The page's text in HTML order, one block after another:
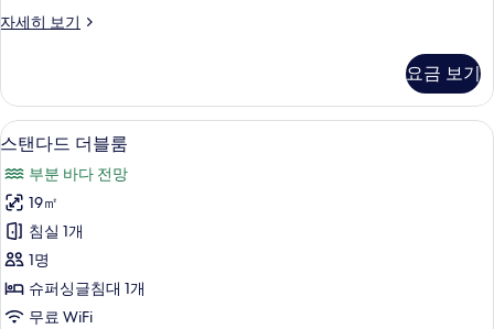
는
윈
룸
사
진
모
두
보
기
자세히 보기
스
더
블
룸
는
트
윈
룸
자
세
히
보
요금 보기
스
다
드
더
블
룸
스탠다드 더블룸 | 저자극성 침구, 미니
6
스탠다드 더블룸
부분 바다 전망
19㎡
침실 1개
1명
슈퍼싱글침대 1개
무료 WiFi